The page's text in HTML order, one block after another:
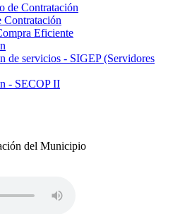
de Contratación
Contratación
Eficiente
de servicios - SIGEP (Servidores
- SECOP II
del Municipio